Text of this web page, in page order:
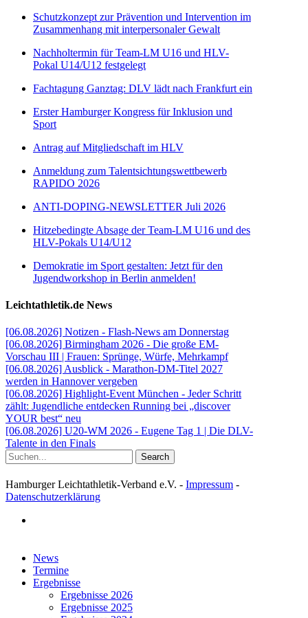
Schutzkonzept zur Prävention und Intervention im
Zusammenhang mit interpersonaler Gewalt
Nachholtermin für Team-LM U16 und HLV-
Pokal U14/U12 festgelegt
Fachtagung Ganztag: DLV lädt nach Frankfurt ein
Erster Hamburger Kongress für Inklusion und
Sport
Antrag auf Mitgliedschaft im HLV
Anmeldung zum Talentsichtungswettbewerb
RAPIDO 2026
ANTI-DOPING-NEWSLETTER Juli 2026
Hitzebedingte Absage der Team-LM U16 und des
HLV-Pokals U14/U12
Demokratie im Sport gestalten: Jetzt für den
Jugendworkshop in Berlin anmelden!
Leichtathletik.de News
[06.08.2026] Notizen - Flash-News am Donnerstag
[06.08.2026] Birmingham 2026 - Die große EM-
Vorschau III | Frauen: Sprünge, Würfe, Mehrkampf
[06.08.2026] Ausblick - Marathon-DM-Titel 2027
werden in Hannover vergeben
[06.08.2026] Highlight-Event München - Jeder Schritt
zählt: Jugendliche entdecken Running bei „discover
YOUR best“ neu
[06.08.2026] U20-WM 2026 - Eugene Tag 1 | Die DLV-
Talente in den Finals
Search
Hamburger Leichtathletik-Verband e.V. - Impressum -
Datenschutzerklärung
Close
Menu
News
Termine
Ergebnisse
Ergebnisse 2026
Ergebnisse 2025